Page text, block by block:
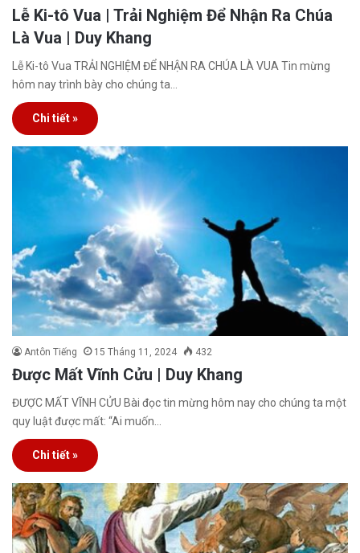
Lễ Ki-tô Vua | Trải Nghiệm Để Nhận Ra Chúa
Là Vua | Duy Khang
Lễ Ki-tô Vua TRẢI NGHIỆM ĐỂ NHẬN RA CHÚA LÀ VUA Tin mừng
hôm nay trình bày cho chúng ta…
Chi tiết »
Antôn Tiếng 15 Tháng 11, 2024 432
Được Mất Vĩnh Cửu | Duy Khang
ĐƯỢC MẤT VĨNH CỬU Bài đọc tin mừng hôm nay cho chúng ta một
quy luật được mất: “Ai muốn…
Chi tiết »